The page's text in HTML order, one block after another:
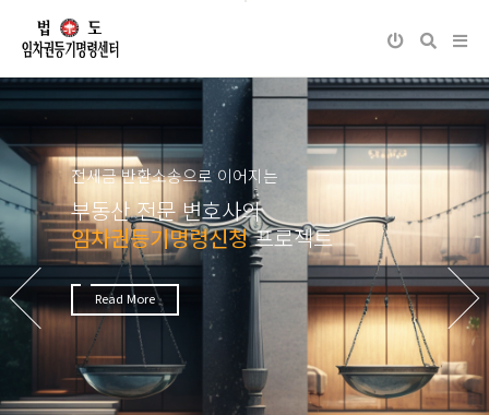
전세금 반환소송으로 이어지는
부동산 전문 변호사의
임차권등기명령신청프로젝트
Read More
Previous
Next